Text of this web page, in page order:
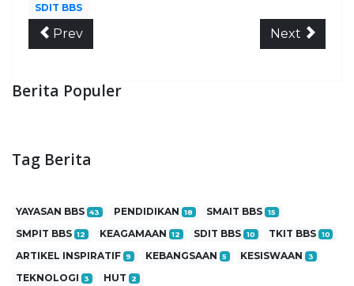
SDIT BBS
Prev Next
Berita Populer
Tag Berita
YAYASAN BBS 43 PENDIDIKAN 18 SMAIT BBS 15
SMPIT BBS 12 KEAGAMAAN 12 SDIT BBS 10 TKIT BBS 10
ARTIKEL INSPIRATIF 9 KEBANGSAAN 5 KESISWAAN 3
TEKNOLOGI 3 HUT 2